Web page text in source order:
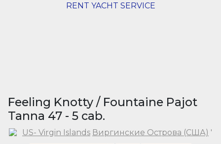
RENT YACHT SERVICE
Feeling Knotty / Fountaine Pajot
Tanna 47 - 5 cab.
US- Virgin Islands Виргинские Острова (США) '